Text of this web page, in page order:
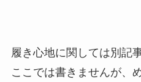
履き心地に関しては別記
ここでは書きませんが、